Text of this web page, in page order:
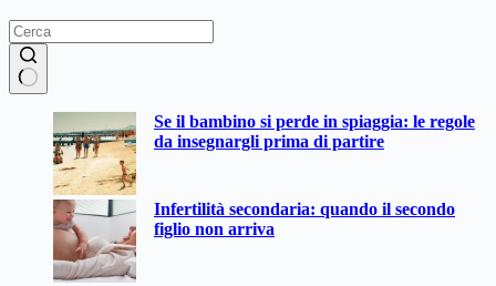
Se il bambino si perde in spiaggia: le regole
da insegnargli prima di partire
Infertilità secondaria: quando il secondo
figlio non arriva